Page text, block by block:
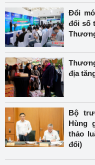
Đổi
đổi số
địa
Bộ
Hùng
thảo
đổi)